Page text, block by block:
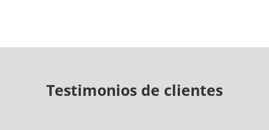
Testimonios de clientes